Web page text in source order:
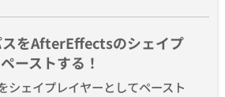
をAfterEffectsのシェイプ
ーストする！
ェイプレイヤーとしてペースト